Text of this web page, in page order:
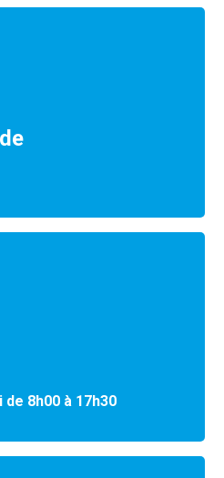
de 8h00 à 17h30